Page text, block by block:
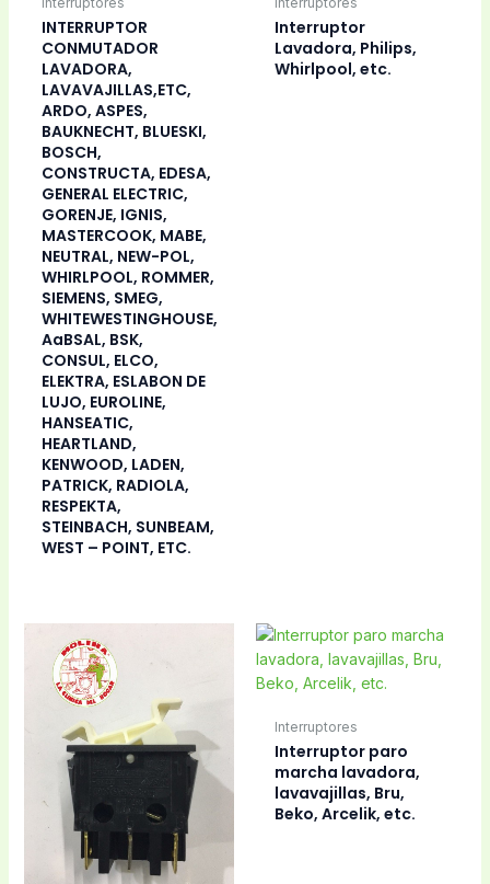
INTERRUPTOR
CONMUTADOR
LAVADORA,
LAVAVAJILLAS,ETC,
ARDO, ASPES,
BAUKNECHT, BLUESKI,
BOSCH,
CONSTRUCTA, EDESA,
GENERAL ELECTRIC,
GORENJE, IGNIS,
MASTERCOOK, MABE,
NEUTRAL, NEW-POL,
WHIRLPOOL, ROMMER,
SIEMENS, SMEG,
WHITEWESTINGHOUSE,
AaBSAL, BSK,
CONSUL, ELCO,
ELEKTRA, ESLABON DE
LUJO, EUROLINE,
HANSEATIC,
HEARTLAND,
KENWOOD, LADEN,
PATRICK, RADIOLA,
RESPEKTA,
STEINBACH, SUNBEAM,
WEST – POINT, ETC.
Interruptor
Lavadora, Philips,
Whirlpool, etc.
Interruptores
Interruptor paro
marcha lavadora,
lavavajillas, Bru,
Beko, Arcelik, etc.